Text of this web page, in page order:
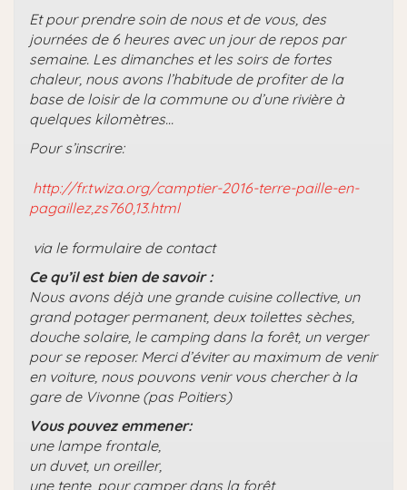
Et pour prendre soin de nous et de vous, des
journées de 6 heures avec un jour de repos par
semaine. Les dimanches et les soirs de fortes
chaleur, nous avons l’habitude de profiter de la
base de loisir de la commune ou d’une rivière à
quelques kilomètres…
Pour s’inscrire:
http://fr.twiza.org/camptier-2016-terre-paille-en-
pagaillez,zs760,13.html
via le formulaire de contact
Ce qu’il est bien de savoir :
Nous avons déjà une grande cuisine collective, un
grand potager permanent, deux toilettes sèches,
douche solaire, le camping dans la forêt, un verger
pour se reposer. Merci d’éviter au maximum de venir
en voiture, nous pouvons venir vous chercher à la
gare de Vivonne (pas Poitiers)
Vous pouvez emmener:
une lampe frontale,
un duvet, un oreiller,
une tente, pour camper dans la forêt,